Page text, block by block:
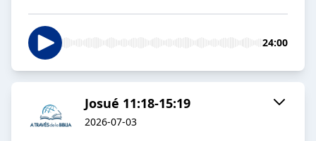
24:00
Josué 11:18-15:19
2026-07-03